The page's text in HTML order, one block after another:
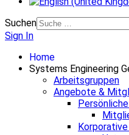
Suchen
Sign In
Home
Systems Engineering
Arbeitsgruppen
Angebote &